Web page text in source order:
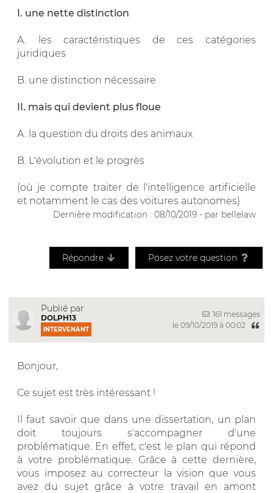
I. une nette distinction
A. les caractéristiques de ces catégories
juridiques
B. une distinction nécessaire
II. mais qui devient plus floue
A. la question du droits des animaux
B. L'évolution et le progrès
(où je compte traiter de l'intelligence artificielle
et notamment le cas des voitures autonomes)
Dernière modification : 08/10/2019 - par bellelaw
Répondre Posez votre question
Publié par
DOLPH13
INTERVENANT
161 messages
le 09/10/2019 à 00:02
Bonjour,
Ce sujet est très intéressant !
Il faut savoir que dans une dissertation, un plan
doit toujours s'accompagner d'une
problématique. En effet, c'est le plan qui répond
à votre problématique. Grâce à cette dernière,
vous imposez au correcteur la vision que vous
avez du sujet grâce à votre travail en amont